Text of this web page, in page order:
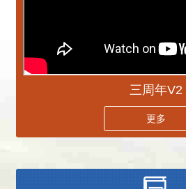
三周年V2
更多